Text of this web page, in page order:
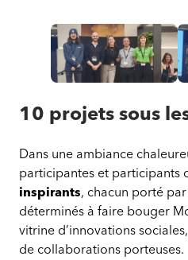
Mon
projet
180
2026
:
une
deuxième
édition
vibrante
10 projets sous
Dans une ambiance
participantes et participants
inspirants, chacun porté
déterminés à faire bouger
vitrine d’innovations
de collaborations porteuses.